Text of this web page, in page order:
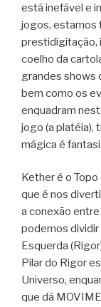
está inefável e
jogos, estamos
prestidigitação,
coelho da
grandes shows
bem como os
enquadram
jogo (a platéia),
mágica é
Kether é o
que é nos
a conexão
podemos dividir
Esquerda
Pilar do Rigor
Universo,
que dá